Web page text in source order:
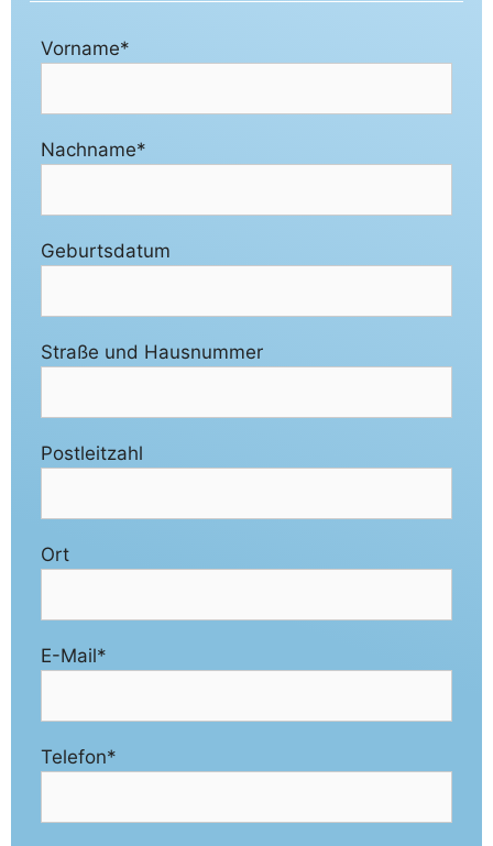
Vorname*
Nachname*
Geburtsdatum
Straße und Hausnummer
Postleitzahl
Ort
E-Mail*
Telefon*